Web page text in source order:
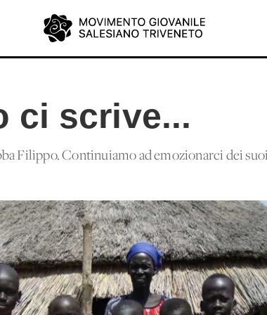
ci scrive...
Filippo. Continuiamo ad emozionarci dei